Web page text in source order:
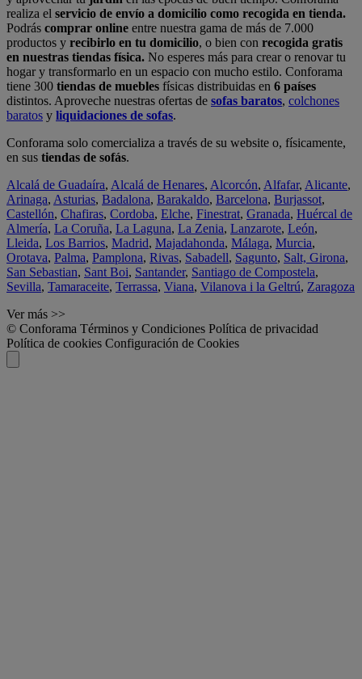
realiza el servicio de envío a domicilio como recogida en tienda.
Podrás comprar online entre nuestra gama de más de 7.000
productos y recibirlo en tu domicilio, o bien con recogida gratis
en nuestras tiendas física. No esperes más para crear o renovar tu
hogar y transformarlo en un espacio con mucho estilo. Conforama
tiene 300 tiendas de muebles físicas distribuidas en 6 países
distintos. Aproveche nuestras ofertas de sofas baratos, colchones
baratos y liquidaciones de sofas.
Conforama solo comercializa a través de su website o, físicamente,
en sus tiendas de sofás.
Alcalá de Guadaíra, Alcalá de Henares, Alcorcón, Alfafar, Alicante,
Arinaga, Asturias, Badalona, Barakaldo, Barcelona, Burjassot,
Castellón, Chafiras, Cordoba, Elche, Finestrat, Granada, Huércal de
Almería, La Coruña, La Laguna, La Zenia, Lanzarote, León,
Lleida, Los Barrios, Madrid, Majadahonda, Málaga, Murcia,
Orotava, Palma, Pamplona, Rivas, Sabadell, Sagunto, Salt, Girona,
San Sebastian, Sant Boi, Santander, Santiago de Compostela,
Sevilla, Tamaraceite, Terrassa, Viana, Vilanova i la Geltrú, Zaragoza
Ver más >>
© Conforama Términos y Condiciones Política de privacidad
Política de cookies Configuración de Cookies